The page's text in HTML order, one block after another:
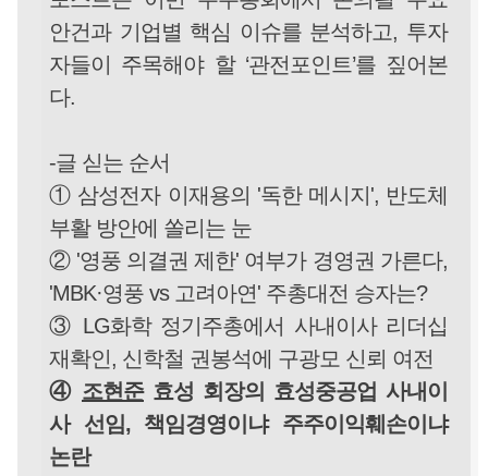
안건과 기업별 핵심 이슈를 분석하고, 투자
자들이 주목해야 할 ‘관전포인트’를 짚어본
다.
-글 싣는 순서
① 삼성전자 이재용의 '독한 메시지', 반도체
부활 방안에 쏠리는 눈
② '영풍 의결권 제한' 여부가 경영권 가른다,
'MBK·영풍 vs 고려아연' 주총대전 승자는?
③ LG화학 정기주총에서 사내이사 리더십
재확인, 신학철 권봉석에 구광모 신뢰 여전
④ 조현준효성 회장의 효성중공업 사내이
사 선임, 책임경영이냐 주주이익훼손이냐
논란